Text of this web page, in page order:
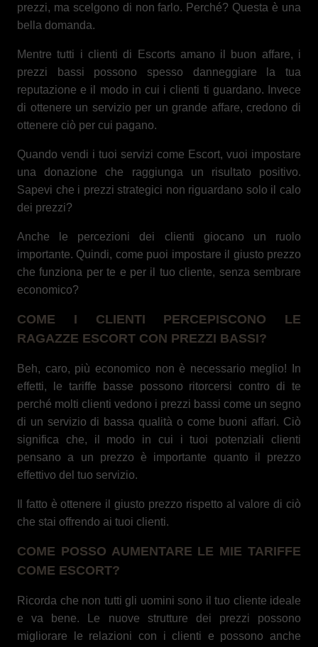
prezzi, ma scelgono di non farlo. Perché? Questa è una
bella domanda.
Mentre tutti i clienti di Escorts amano il buon affare, i
prezzi bassi possono spesso danneggiare la tua
reputazione e il modo in cui i clienti ti guardano. Invece
di ottenere un servizio per un grande affare, credono di
ottenere ciò per cui pagano.
Quando vendi i tuoi servizi come Escort, vuoi impostare
una donazione che raggiunga un risultato positivo.
Sapevi che i prezzi strategici non riguardano solo il calo
dei prezzi?
Anche le percezioni dei clienti giocano un ruolo
importante. Quindi, come puoi impostare il giusto prezzo
che funziona per te e per il tuo cliente, senza sembrare
economico?
COME I CLIENTI PERCEPISCONO LE
RAGAZZE ESCORT CON PREZZI BASSI?
Beh, caro, più economico non è necessario meglio! In
effetti, le tariffe basse possono ritorcersi contro di te
perché molti clienti vedono i prezzi bassi come un segno
di un servizio di bassa qualità o come buoni affari. Ciò
significa che, il modo in cui i tuoi potenziali clienti
pensano a un prezzo è importante quanto il prezzo
effettivo del tuo servizio.
Il fatto è ottenere il giusto prezzo rispetto al valore di ciò
che stai offrendo ai tuoi clienti.
COME POSSO AUMENTARE LE MIE TARIFFE
COME ESCORT?
Ricorda che non tutti gli uomini sono il tuo cliente ideale
e va bene. Le nuove strutture dei prezzi possono
migliorare le relazioni con i clienti e possono anche